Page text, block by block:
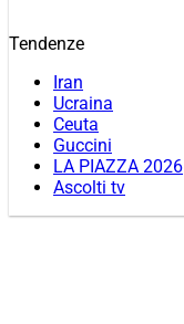
Tendenze
Iran
Ucraina
Ceuta
Guccini
LA PIAZZA 2026
Ascolti tv